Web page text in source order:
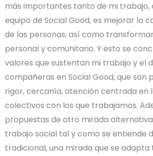
más importantes tanto de mi trabajo,
equipo de Social Good, es mejorar la
de las personas, así como
personal y comunitario. Y esto se
valores que sustentan mi trabajo y el
compañeras en Social Good, que son
rigor, cercanía, atención centrada en
colectivos con los que trabajamos.
propuestas de otro mirada
trabajo social tal y como se entiende
tradicional, una mirada que se adapta